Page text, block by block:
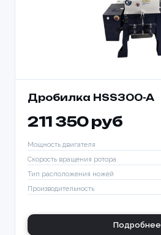
Дробилка HSS300-A
211 350 руб
Мощность двигателя
Скорость вращения ротора
Тип расположения ножей
Производительность
Подробнее